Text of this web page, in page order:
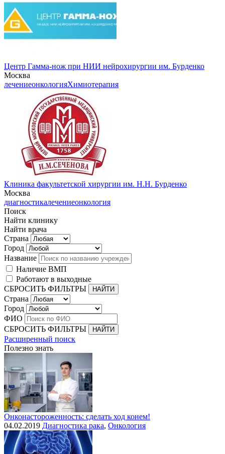
Центр Гамма-нож при НИИ нейрохирургии им. Бурденко
Москва
лечениеонкологияХимиотерапия
Клиника факультетской хирургии им. Н.Н. Бурденко
Москва
диагностикалечениеонкология
Поиск
Найти клинику
Найти врача
Страна
Город
Название
Наличие ВМП
Работают в выходные
СБРОСИТЬ ФИЛЬТРЫ
Страна
Город
ФИО
СБРОСИТЬ ФИЛЬТРЫ
Расширенный поиск
Полезно знать
Онконастороженность: сделать ход конем!
04.02.2019 Диагностика рака, Онкология